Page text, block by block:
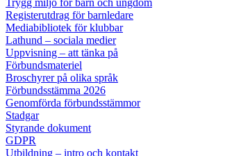
Trygg miljö för barn och ungdom
Registerutdrag för barnledare
Mediabibliotek för klubbar
Lathund – sociala medier
Uppvisning – att tänka på
Förbundsmateriel
Broschyrer på olika språk
Förbundsstämma 2026
Genomförda förbundsstämmor
Stadgar
Styrande dokument
GDPR
Utbildning – intro och kontakt